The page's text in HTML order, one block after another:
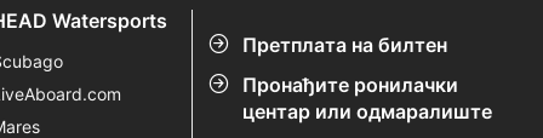
Претплата на билтен
Пронађите ронилачки
центар или одмаралиште
Watersports